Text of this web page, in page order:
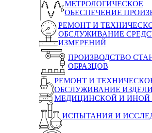
МЕТРОЛОГИЧЕСКОЕ
ОБЕСПЕЧЕНИЕ
РЕМОНТ И
ОБСЛУЖИВАНИЕ
ИЗМЕРЕНИЙ
ПРОИЗВОДСТВО
ОБРАЗЦОВ
РЕМОНТ И
ОБСЛУЖИВАНИЕ
МЕДИЦИНСКОЙ И ИНОЙ
ИСПЫТАНИЯ И